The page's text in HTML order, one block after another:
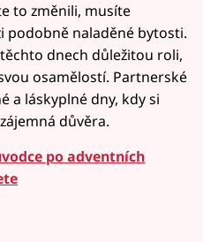
to změnili, musíte
podobně naladěné bytosti.
dnech důležitou roli,
osamělostí. Partnerské
a láskyplné dny, kdy si
důvěra.
po adventních